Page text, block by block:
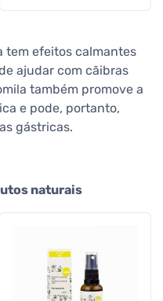
tem efeitos calmantes
ajudar com cãibras
também promove a
e pode, portanto,
gástricas.
naturais